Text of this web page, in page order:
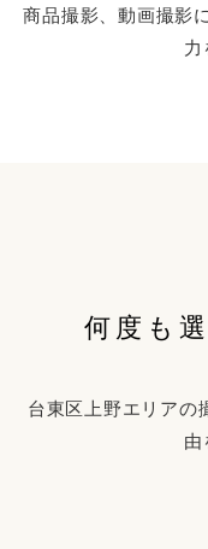
商品撮影、動画撮影
力
何度も
台東区上野エリアの
由